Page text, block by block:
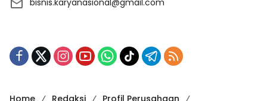
Home Redaksi Profil Perusahaan